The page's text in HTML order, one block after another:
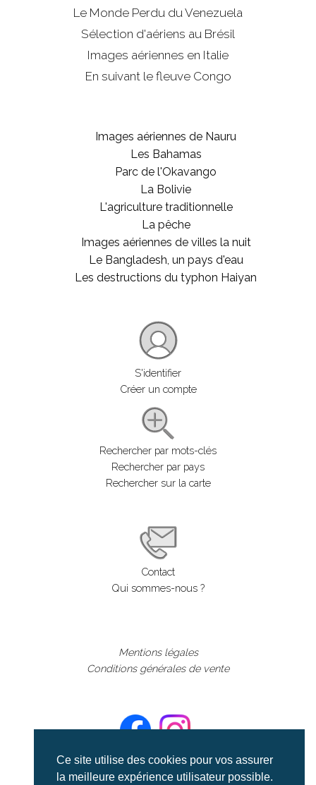
Ce site utilise des cookies pour vos assurer
la meilleure expérience utilisateur possible.
Le Monde Perdu du Venezuela
Sélection d'aériens au Brésil
Images aériennes en Italie
En suivant le fleuve Congo
Images aériennes de Nauru
Les Bahamas
Parc de l'Okavango
La Bolivie
L'agriculture traditionnelle
La pêche
Images aériennes de villes la nuit
Le Bangladesh, un pays d'eau
Les destructions du typhon Haiyan
S'identifier
Créer un compte
Rechercher par mots-clés
Rechercher par pays
Rechercher sur la carte
Contact
Qui sommes-nous ?
Mentions légales
Conditions générales de vente
©aerialcollection marque déposée 2024